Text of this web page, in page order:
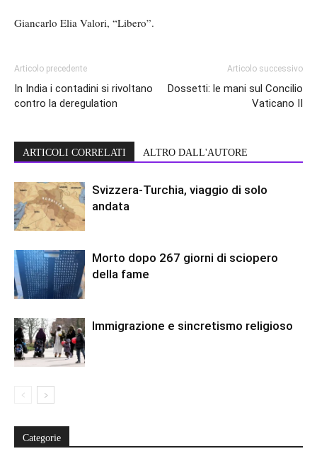
Giancarlo Elia Valori, “Libero”.
Articolo precedente
In India i contadini si rivoltano
contro la deregulation
Articolo successivo
Dossetti: le mani sul Concilio
Vaticano II
ARTICOLI CORRELATI ALTRO DALL'AUTORE
Svizzera-Turchia, viaggio di solo
andata
Morto dopo 267 giorni di sciopero
della fame
Immigrazione e sincretismo religioso
Categorie